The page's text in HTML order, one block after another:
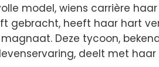
model, wiens carrière
gebracht, heeft haar hart
magnaat. Deze tycoon,
deelt met